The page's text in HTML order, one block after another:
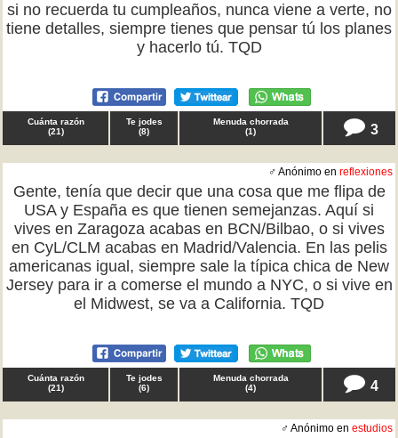
si no recuerda tu cumpleaños, nunca viene a verte, no
tiene detalles, siempre tienes que pensar tú los planes
y hacerlo tú. TQD
Cuánta razón
(21)
Te jodes
(8)
Menuda chorrada
(1) 3
♂ Anónimo en reflexiones
Gente, tenía que decir que una cosa que me flipa de
USA y España es que tienen semejanzas. Aquí si
vives en Zaragoza acabas en BCN/Bilbao, o si vives
en CyL/CLM acabas en Madrid/Valencia. En las pelis
americanas igual, siempre sale la típica chica de New
Jersey para ir a comerse el mundo a NYC, o si vive en
el Midwest, se va a California. TQD
Cuánta razón
(21)
Te jodes
(6)
Menuda chorrada
(4) 4
♂ Anónimo en estudios